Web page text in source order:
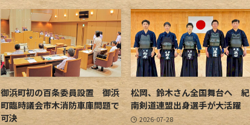
御浜町初の百条委員設置 御浜
町臨時議会市木消防車庫問題で
可決
松岡、鈴木さん全国舞台へ 紀
南剣道連盟出身選手が大活躍
2026-07-28